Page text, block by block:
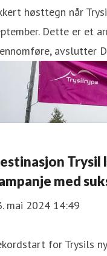
høsttegn når
Dette er et
avslutter
med
mai 2024 14:49
for Trysils